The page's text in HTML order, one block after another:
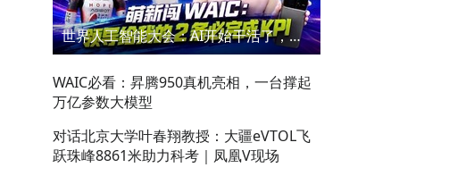
世界人工智能大会：AI开始干活了，但到底干的怎么样？萌新闯WAIC
WAIC必看：昇腾950真机亮相，一台撑起
万亿参数大模型
对话北京大学叶春翔教授：大疆eVTOL飞
跃珠峰8861米助力科考｜凤凰V现场